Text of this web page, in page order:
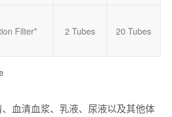
Filter* 2 Tubes 20 Tubes
血清血浆、乳液、尿液以及其他体